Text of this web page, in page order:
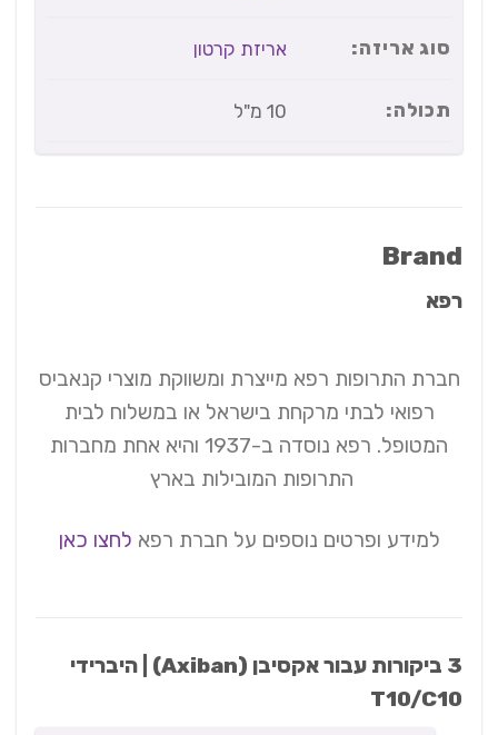
סוג אריזה: אריזת קרטון
תכולה: 10 מ"ל
Brand
רפא
חברת התרופות רפא מייצרת ומשווקת מוצרי קנאביס
רפואי לבתי מרקחת בישראל או במשלוח לבית
המטופל. רפא נוסדה ב-1937 והיא אחת מחברות
התרופות המובילות בארץ
למידע ופרטים נוספים על חברת רפאלחצו כאן
אקסיבן (Axiban) | היברידי
T10/C10